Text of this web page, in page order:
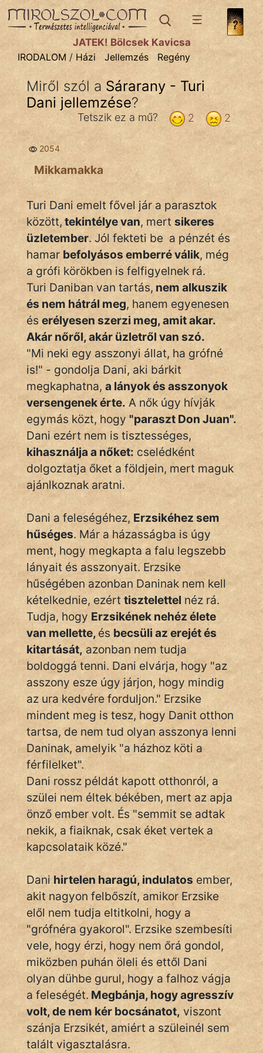
IRODALOMtémák:
Dráma
Költemény
Komédia
Kötelező
Mese
Mitológia
Monda
Novella
És
Elbeszélés
Regény
Tanmese
Vers
IRODALOM
És
KÖZMONDÁS
PSZICHO
ZENE
FILM
ÉLETMÓD
MAGYARSÁG
TÖRTÉNELEM
Népszerű szerzőink:
cinege
fantom
Hunor
Jób Gedeon
mikkamakka
vörös ördög
nagyöreg
NapHold
Név nélkül
pszichopati
szegény legény
JÁTÉK! Bölcsek Kavicsa
IRODALOM / Házi Jellemzés Regény
Miről szól a Sárarany - Turi
Dani jellemzése?
2
2
Tetszik ez a mű?
2054
Mikkamakka
Turi Dani emelt fővel jár a parasztok
között, tekintélye van, mert sikeres
üzletember. Jól fekteti be a pénzét és
hamar befolyásos emberré válik, még
a grófi körökben is felfigyelnek rá.
Turi Daniban van tartás, nem alkuszik
és nem hátrál meg, hanem egyenesen
és erélyesen szerzi meg, amit akar.
Akár nőről, akár üzletről van szó.
"Mi neki egy asszonyi állat, ha grófné
is!" - gondolja Dani, aki bárkit
megkaphatna, a lányok és asszonyok
versengenek érte. A nők úgy hívják
egymás közt, hogy "paraszt Don Juan".
Dani ezért nem is tisztességes,
kihasználja a nőket: cselédként
dolgoztatja őket a földjein, mert maguk
ajánlkoznak aratni.
Dani a feleségéhez, Erzsikéhez sem
hűséges. Már a házasságba is úgy
ment, hogy megkapta a falu legszebb
lányait és asszonyait. Erzsike
hűségében azonban Daninak nem kell
kételkednie, ezért tisztelettel néz rá.
Tudja, hogy Erzsikének nehéz élete
van mellette, és becsüli az erejét és
kitartását, azonban nem tudja
boldoggá tenni. Dani elvárja, hogy "az
asszony esze úgy járjon, hogy mindig
az ura kedvére forduljon." Erzsike
mindent meg is tesz, hogy Danit otthon
tartsa, de nem tud olyan asszonya lenni
Daninak, amelyik "a házhoz köti a
férfilelket".
Dani rossz példát kapott otthonról, a
szülei nem éltek békében, mert az apja
önző ember volt. És "semmit se adtak
nekik, a fiaiknak, csak éket vertek a
kapcsolataik közé."
Dani hirtelen haragú, indulatos ember,
akit nagyon felbőszít, amikor Erzsike
elől nem tudja eltitkolni, hogy a
"grófnéra gyakorol". Erzsike szembesíti
vele, hogy érzi, hogy nem őrá gondol,
miközben puhán öleli és ettől Dani
olyan dühbe gurul, hogy a falhoz vágja
a feleségét. Megbánja, hogy agresszív
volt, de nem kér bocsánatot, viszont
szánja Erzsikét, amiért a szüleinél sem
talált vigasztalásra.